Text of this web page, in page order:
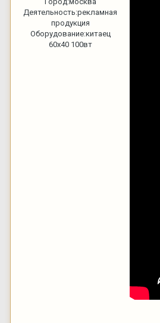
Деятельность:рекламная
продукция
Оборудование:китаец
60х40 100вт